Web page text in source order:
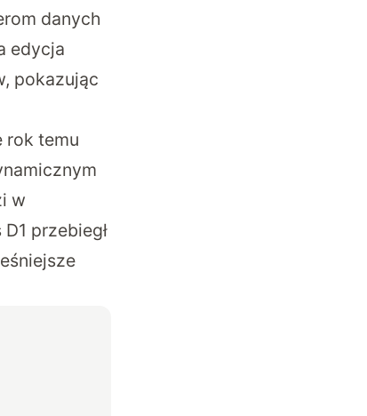
danych
edycja
pokazując
rok temu
w
przebiegł